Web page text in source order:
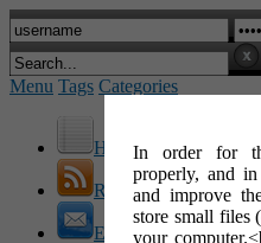
In order for
properly, and
and improve
store small files
your
Menu Tags Categories
Home
RSS Feed
E-Mail